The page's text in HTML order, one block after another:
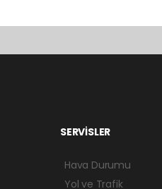
SERVİSLER
Hava Durumu
Yol ve Trafik